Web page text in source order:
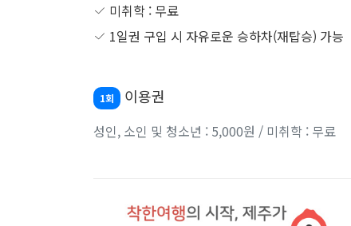
미취학 : 무료
1일권 구입 시 자유로운 승하차(재탑승) 가능
1회 이용권
성인, 소인 및 청소년 : 5,000원 / 미취학 : 무료